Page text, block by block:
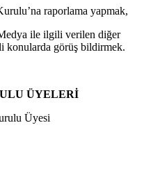
raporlama yapmak,
ile ilgili verilen diğer
konularda görüş bildirmek.
ÜYELERİ
Üyesi